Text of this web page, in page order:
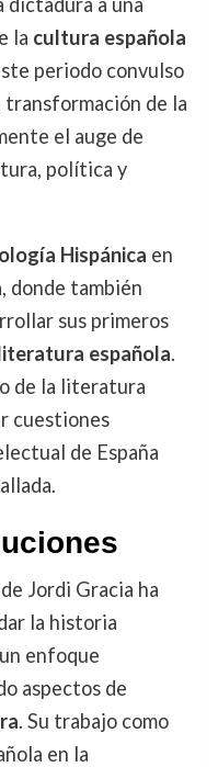
la cultura española
periodo convulso
de la
el auge de
política y
Hispánica en
donde también
sus primeros
española.
de la literatura
cuestiones
de España
Jordi Gracia ha
la historia
enfoque
aspectos de
. Su trabajo como
en la